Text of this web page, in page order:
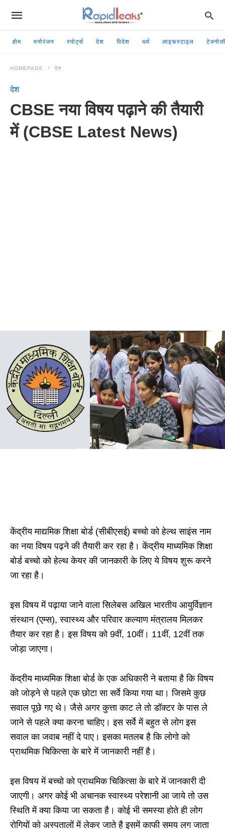
होम मनोरंजन स्पोर्ट्स देश विदेश धर्म लाइफस्टाइल
HOMEPAGE देश
देश
CBSE नया विषय पढ़ाने की तैयारी
में (CBSE Latest News)
केंद्रीय माद्यमिक शिक्षा बोर्ड (सीबीएसई) बच्चो को हेल्थ साइंस नाम
का नया विषय पढ़ने की तैयारी कर रहा है। केंद्रीय माध्यमिक शिक्षा
बोर्ड बच्चो को हेल्थ केयर की जानकारी के लिए ये विषय शुरू करने
जा रहा है।
इस विषय में पढ़ाया जाने वाला सिलेबस अखिल भारतीय आयुर्विज्ञान
संस्थान (एम्स), स्वास्थ्य और परिवार कल्याण मंत्रालय मिलकर
तैयार कर रहा है। इस विषय को 9वीं, 10वीं। 11वीं, 12वीं तक
जोड़ा जाएगा।
केंद्रीय माध्यमिक शिक्षा बोर्ड के एक अधिकारी ने बताया है कि विषय
को जोड़ने से पहले एक छोटा सा सर्वे किया गया था। जिसमे कुछ
सवाल पूछे गए थे। जैसे अगर कुत्ता काट ले तो डॉक्टर के पास ले
जाने से पहले क्या करना चाहिए। इस सर्वे में बहुत से लोग इस
सवाल का जवाब नहीं दे पाए। इसका मतलब है कि लोगो को
प्राथमिक चिकित्सा के बारे में जानकारी नहीं है।
इस विषय में बच्चो को प्राथमिक चिकित्सा के बारे में जानकारी दी
जाएगी। अगर कोई भी अचानक स्वास्थ्य परेशानी आ जाये तो उस
स्थिति में क्या किया जा सकता है। कोई भी समस्या होते ही लोग
रोगियों को अस्पतालों में लेकर जाते है इसमें काफी समय लग जाता